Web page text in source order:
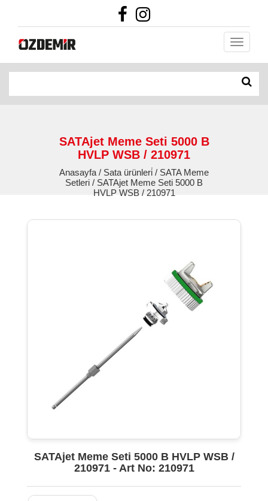
SATAjet Meme Seti 5000 B
HVLP WSB / 210971
Anasayfa / Sata ürünleri̇ / SATA Meme
Setleri / SATAjet Meme Seti 5000 B
HVLP WSB / 210971
SATAjet Meme Seti 5000 B HVLP WSB /
210971 - Art No: 210971